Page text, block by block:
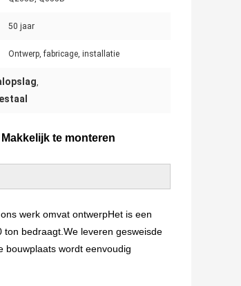
50 jaar
Ontwerp, fabricage, installatie
,
te monteren
werk omvat ontwerpHet is een
bedraagt.We leveren gesweisde
bouwplaats wordt eenvoudig